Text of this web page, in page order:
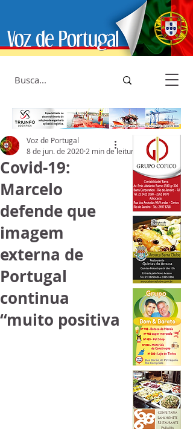
Covid-19:
Marcelo
defende que
imagem
externa de
Portugal
continua
“muito positiva
Voz de Portugal
8 de jun. de 2020 2 min de leitura